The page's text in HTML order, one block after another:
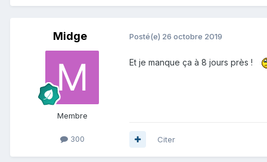
Midge
Membre
300
Posté(e) 26 octobre 2019
Et je manque ça à 8 jours près !
Citer